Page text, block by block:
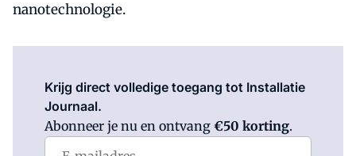
nanotechnologie.
Krijg direct volledige toegang tot Installatie
Journaal.
Abonneer je nu en ontvang €50 korting.